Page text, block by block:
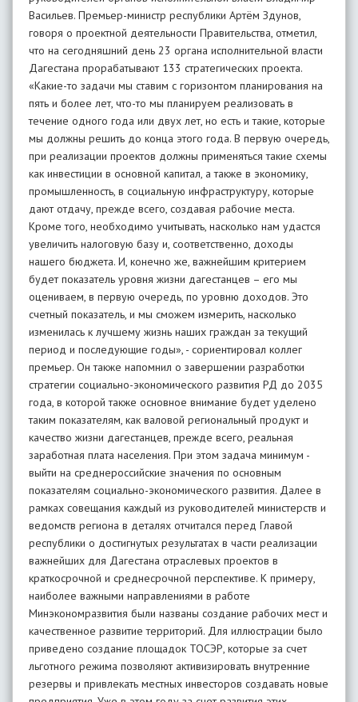
Васильев. Премьер-министр республики Артём Здунов,
говоря о проектной деятельности Правительства, отметил,
что на сегодняшний день 23 органа исполнительной власти
Дагестана прорабатывают 133 стратегических проекта.
«Какие-то задачи мы ставим с горизонтом планирования на
пять и более лет, что-то мы планируем реализовать в
течение одного года или двух лет, но есть и такие, которые
мы должны решить до конца этого года. В первую очередь,
при реализации проектов должны применяться такие схемы
как инвестиции в основной капитал, а также в экономику,
промышленность, в социальную инфраструктуру, которые
дают отдачу, прежде всего, создавая рабочие места.
Кроме того, необходимо учитывать, насколько нам удастся
увеличить налоговую базу и, соответственно, доходы
нашего бюджета. И, конечно же, важнейшим критерием
будет показатель уровня жизни дагестанцев – его мы
оцениваем, в первую очередь, по уровню доходов. Это
счетный показатель, и мы сможем измерить, насколько
изменилась к лучшему жизнь наших граждан за текущий
период и последующие годы», - сориентировал коллег
премьер. Он также напомнил о завершении разработки
стратегии социально-экономического развития РД до 2035
года, в которой также основное внимание будет уделено
таким показателям, как валовой региональный продукт и
качество жизни дагестанцев, прежде всего, реальная
заработная плата населения. При этом задача минимум -
выйти на среднероссийские значения по основным
показателям социально-экономического развития. Далее в
рамках совещания каждый из руководителей министерств и
ведомств региона в деталях отчитался перед Главой
республики о достигнутых результатах в части реализации
важнейших для Дагестана отраслевых проектов в
краткосрочной и среднесрочной перспективе. К примеру,
наиболее важными направлениями в работе
Минэкономразвития были названы создание рабочих мест и
качественное развитие территорий. Для иллюстрации было
приведено создание площадок ТОСЭР, которые за счет
льготного режима позволяют активизировать внутренние
резервы и привлекать местных инвесторов создавать новые